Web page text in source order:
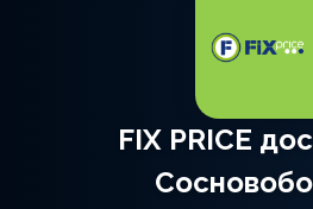
FIX PRICE